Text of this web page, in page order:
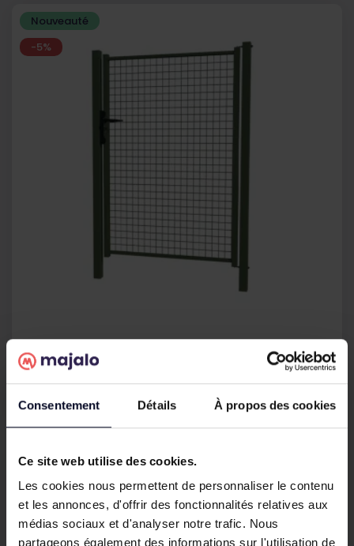
Consentement Détails À propos des cookies
Ce site web utilise des cookies.
Les cookies nous permettent de personnaliser le contenu
et les annonces, d'offrir des fonctionnalités relatives aux
médias sociaux et d'analyser notre trafic. Nous
partageons également des informations sur l'utilisation de
Portillon grillagé 50x50 BRICO
158,05 € 166,37 €
Nouveauté
-5%
Choix Majalo